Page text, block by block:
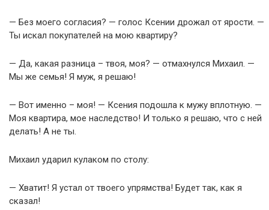
— Без моего согласия? — голос Ксении дрожал от ярости. —
Ты искал покупателей на мою квартиру?
— Да, какая разница – твоя, моя? — отмахнулся Михаил. —
Мы же семья! Я муж, я решаю!
— Вот именно – моя! — Ксения подошла к мужу вплотную. —
Моя квартира, мое наследство! И только я решаю, что с ней
делать! А не ты.
Михаил ударил кулаком по столу:
— Хватит! Я устал от твоего упрямства! Будет так, как я
сказал!